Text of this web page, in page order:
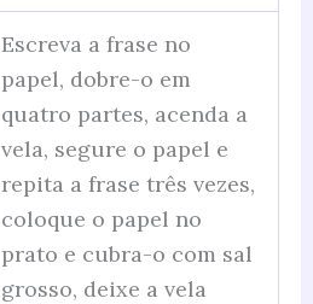
Escreva a frase no
papel, dobre-o em
quatro partes, acenda a
vela, segure o papel e
repita a frase três vezes,
coloque o papel no
prato e cubra-o com sal
grosso, deixe a vela